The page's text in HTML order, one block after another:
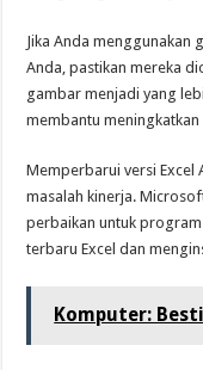
Jika Anda menggunakan
Anda, pastikan mereka
gambar menjadi yang
membantu meningkatkan
Memperbarui versi Excel
masalah kinerja.
perbaikan untuk program
terbaru Excel dan
Komputer: